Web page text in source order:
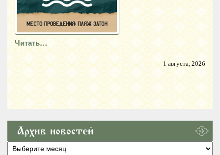
Читать…
1 августа, 2026
Архив новостей
Архив